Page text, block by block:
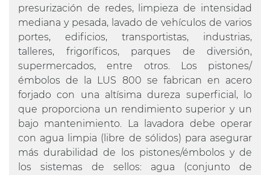
presurización de redes, limpieza de intensidad
mediana y pesada, lavado de vehículos de varios
portes, edificios, transportistas, industrias,
talleres, frigoríficos, parques de diversión,
supermercados, entre otros. Los pistones/
émbolos de la LUS 800 se fabrican en acero
forjado con una altísima dureza superficial, lo
que proporciona un rendimiento superior y un
bajo mantenimiento. La lavadora debe operar
con agua limpia (libre de sólidos) para asegurar
más durabilidad de los pistones/émbolos y de
los sistemas de sellos: agua (conjunto de